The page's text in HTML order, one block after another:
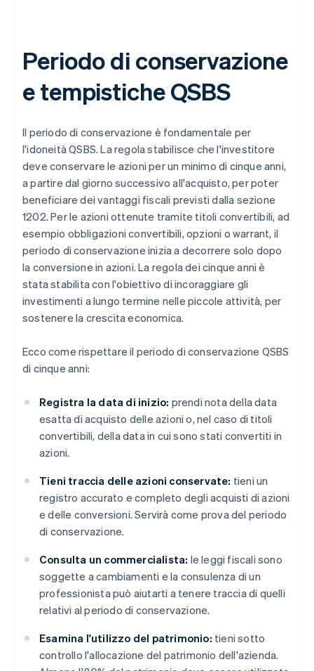
Periodo di conservazione
e tempistiche QSBS
Il periodo di conservazione è fondamentale per
l'idoneità QSBS. La regola stabilisce che l'investitore
deve conservare le azioni per un minimo di cinque anni,
a partire dal giorno successivo all'acquisto, per poter
beneficiare dei vantaggi fiscali previsti dalla sezione
1202. Per le azioni ottenute tramite titoli convertibili, ad
esempio obbligazioni convertibili, opzioni o warrant, il
periodo di conservazione inizia a decorrere solo dopo
la conversione in azioni. La regola dei cinque anni è
stata stabilita con l'obiettivo di incoraggiare gli
investimenti a lungo termine nelle piccole attività, per
sostenere la crescita economica.
Ecco come rispettare il periodo di conservazione QSBS
di cinque anni:
Registra la data di inizio: prendi nota della data
esatta di acquisto delle azioni o, nel caso di titoli
convertibili, della data in cui sono stati convertiti in
azioni.
Tieni traccia delle azioni conservate: tieni un
registro accurato e completo degli acquisti di azioni
e delle conversioni. Servirà come prova del periodo
di conservazione.
Consulta un commercialista: le leggi fiscali sono
soggette a cambiamenti e la consulenza di un
professionista può aiutarti a tenere traccia di quelli
relativi al periodo di conservazione.
Esamina l'utilizzo del patrimonio: tieni sotto
controllo l'allocazione del patrimonio dell'azienda.